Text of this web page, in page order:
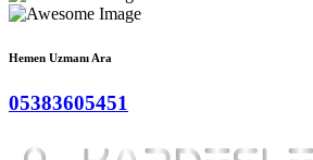
Hemen Uzmanı Ara
05383605451